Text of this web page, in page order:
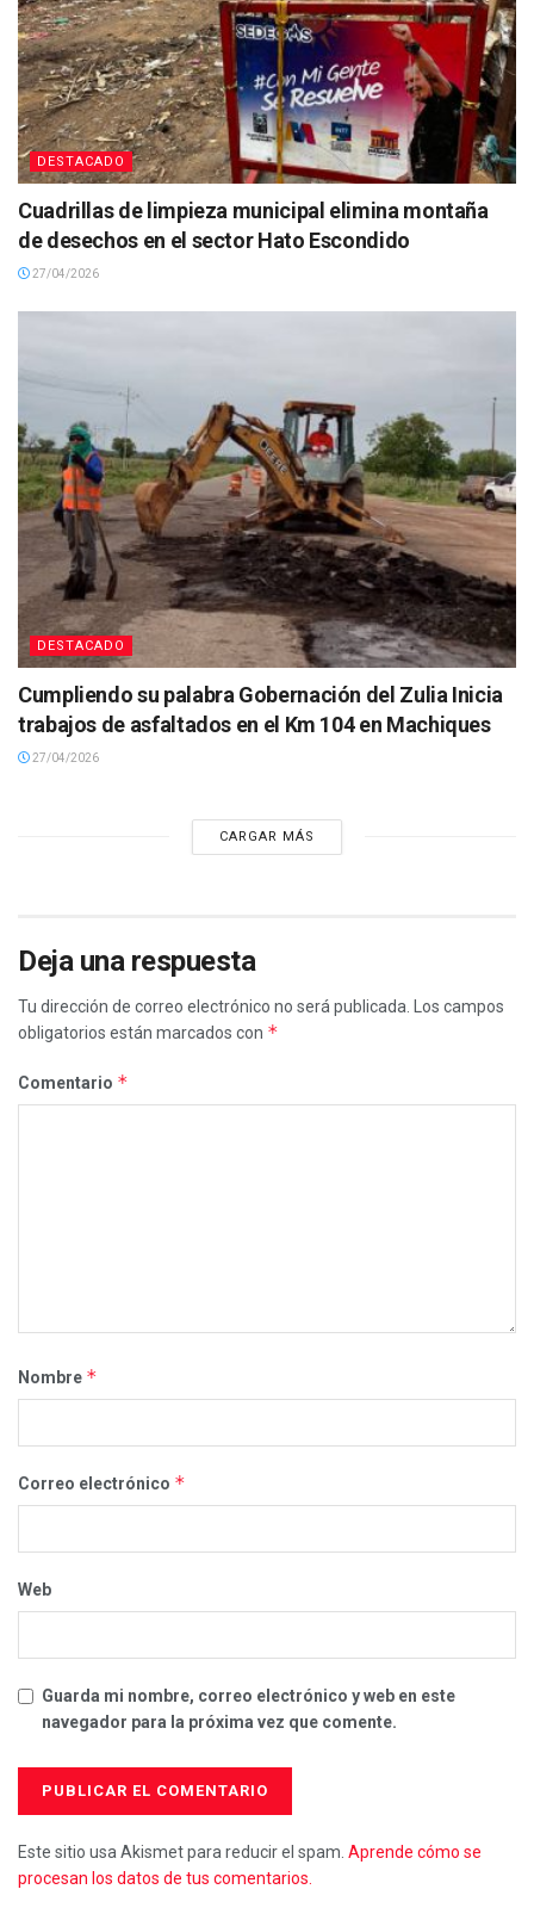
DESTACADO
Cuadrillas de limpieza municipal elimina montaña
de desechos en el sector Hato Escondido
27/04/2026
DESTACADO
Cumpliendo su palabra Gobernación del Zulia Inicia
trabajos de asfaltados en el Km 104 en Machiques
27/04/2026
CARGAR MÁS
Deja una respuesta
Tu dirección de correo electrónico no será publicada.
Los campos
obligatorios están marcados con *
Comentario *
Nombre *
Correo electrónico *
Web
Guarda mi nombre, correo electrónico y web en este
navegador para la próxima vez que comente.
Este sitio usa Akismet para reducir el spam. Aprende cómo se
procesan los datos de tus comentarios.